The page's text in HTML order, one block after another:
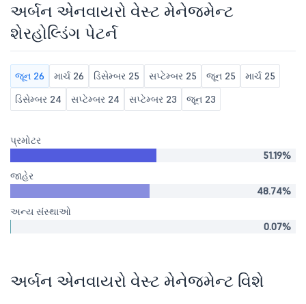
અર્બન એનવાયરો વેસ્ટ મેનેજમેન્ટ
શેરહોલ્ડિંગ પેટર્ન
જૂન 26 માર્ચ 26 ડિસેમ્બર 25 સપ્ટેમ્બર 25 જૂન 25
માર્ચ 25
ડિસેમ્બર 24
સપ્ટેમ્બર 24 સપ્ટેમ્બર 23 જૂન 23
પ્રમોટર
51.19%
જાહેર
48.74%
અન્ય સંસ્થાઓ
0.07%
અર્બન એનવાયરો વેસ્ટ મેનેજમેન્ટ વિશે